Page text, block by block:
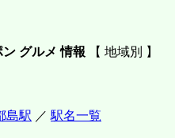
グルメ 情報 【 地域別 】
島駅 ／ 駅名一覧